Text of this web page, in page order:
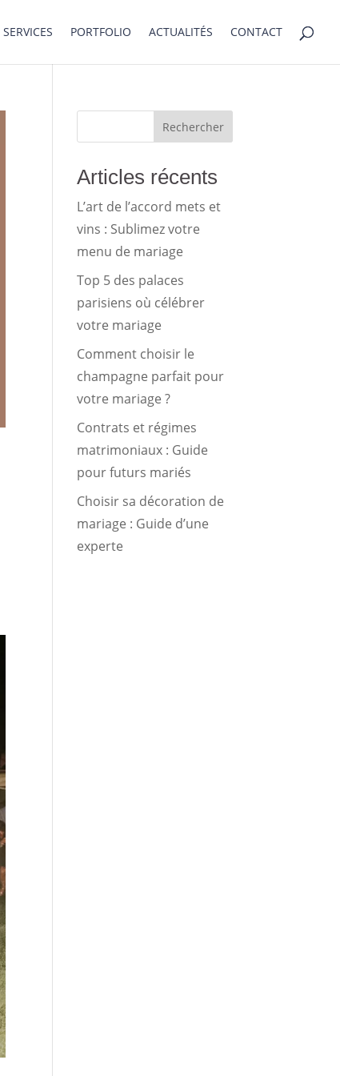
SERVICES PORTFOLIO ACTUALITÉS CONTACT
Rechercher
Articles récents
L’art de l’accord mets et
vins : Sublimez votre
menu de mariage
Top 5 des palaces
parisiens où célébrer
votre mariage
Comment choisir le
champagne parfait pour
votre mariage ?
Contrats et régimes
matrimoniaux : Guide
pour futurs mariés
Choisir sa décoration de
mariage : Guide d’une
experte